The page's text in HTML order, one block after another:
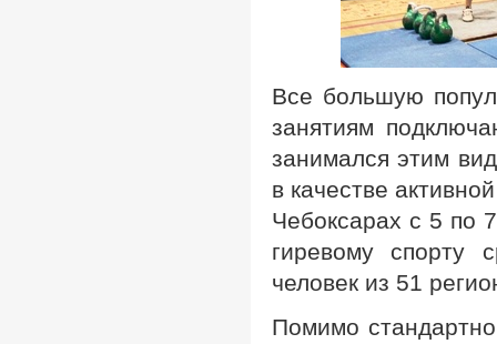
Все большую
занятиям
занимался этим
в качестве
Чебоксарах с 5 по
гиревому спорту
человек из 51
Помимо